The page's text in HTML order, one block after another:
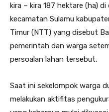
kira – kira 187 hektare (ha)
kecamatan Sulamu
Timur (NTT) yang disebut
pemerintah dan warga
persoalan lahan tersebut.
Saat ini sekelompok warga
melakukan aktifitas